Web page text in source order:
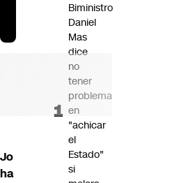
Jo
ha
Biministro
Daniel
Mas
dice
no
tener
problema
en
"achicar
el
Estado"
si